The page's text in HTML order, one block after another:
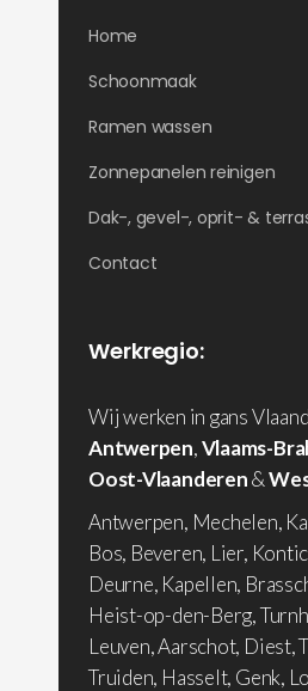
Home
Schoonmaak
Ramen wassen
Zonnepanelen reinigen
Dak-, gevel-, oprit- &
Contact
Werkregio:
Wij werken in gans
Antwerpen,Vlaams-
Oost-Vlaanderen&
Antwerpen, Mechelen,
Bos, Beveren, Lier,
Deurne, Kapellen,
Heist-op-den-Berg,
Leuven, Aarschot, Diest,
Truiden, Hasselt, Genk,